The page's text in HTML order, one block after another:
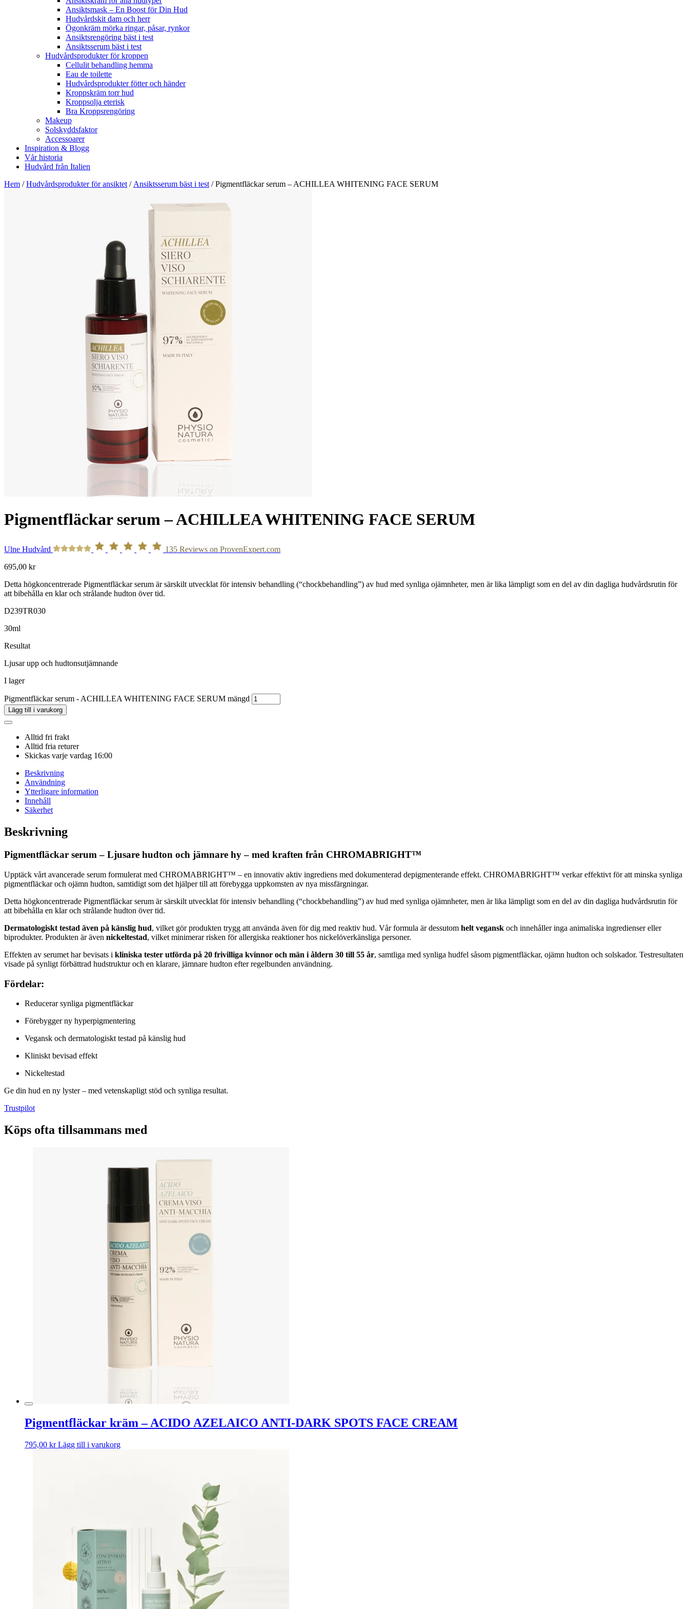
Ansiktsmask – En Boost för Din Hud
Hudvårdskit dam och herr
Ögonkräm mörka ringar, påsar, rynkor
Ansiktsrengöring bäst i test
Ansiktsserum bäst i test
Hudvårdsprodukter för kroppen
Cellulit behandling hemma
Eau de toilette
Hudvårdsprodukter fötter och händer
Kroppskräm torr hud
Kroppsolja eterisk
Bra Kroppsrengöring
Makeup
Solskyddsfaktor
Accessoarer
Inspiration & Blogg
Vår historia
Hudvård från Italien
Hem /Hudvårdsprodukter för ansiktet/Ansiktsserum bäst i test/ Pigmentfläckar serum – ACHILLEA WHITENING FACE SERUM
Pigmentfläckar serum – ACHILLEA WHITENING FACE SERUM
Ulne Hudvård 135 Reviews on ProvenExpert.com
695,00 kr
Detta högkoncentrerade Pigmentfläckar serum är särskilt utvecklat för intensiv behandling (“chockbehandling”) av hud med synliga ojämnheter, men är lika lämpligt som en del av din dagliga hudvårdsrutin för
att bibehålla en klar och strålande hudton över tid.
D239TR030
30ml
Resultat
Ljusar upp och hudtonsutjämnande
I lager
Pigmentfläckar serum - ACHILLEA WHITENING FACE SERUM mängd
Lägg till i varukorg
Alltid fri frakt
Alltid fria returer
Skickas varje vardag 16:00
Beskrivning
Användning
Ytterligare information
Innehåll
Säkerhet
Beskrivning
Pigmentfläckar serum – Ljusare hudton och jämnare hy – med kraften från CHROMABRIGHT™
Upptäck vårt avancerade serum formulerat med CHROMABRIGHT™ – en innovativ aktiv ingrediens med dokumenterad depigmenterande effekt. CHROMABRIGHT™ verkar effektivt för att minska synliga
pigmentfläckar och ojämn hudton, samtidigt som det hjälper till att förebygga uppkomsten av nya missfärgningar.
Detta högkoncentrerade Pigmentfläckar serum är särskilt utvecklat för intensiv behandling (“chockbehandling”) av hud med synliga ojämnheter, men är lika lämpligt som en del av din dagliga hudvårdsrutin för
att bibehålla en klar och strålande hudton över tid.
Dermatologiskt testad även på känslig hud, vilket gör produkten trygg att använda även för dig med reaktiv hud. Vår formula är dessutom helt vegansk och innehåller inga animaliska ingredienser eller
biprodukter. Produkten är även nickeltestad, vilket minimerar risken för allergiska reaktioner hos nickelöverkänsliga personer.
Effekten av serumet har bevisats i kliniska tester utförda på 20 frivilliga kvinnor och män i åldern 30 till 55 år, samtliga med synliga hudfel såsom pigmentfläckar, ojämn hudton och solskador. Testresultaten
visade på synligt förbättrad hudstruktur och en klarare, jämnare hudton efter regelbunden användning.
Fördelar:
Reducerar synliga pigmentfläckar
Förebygger ny hyperpigmentering
Vegansk och dermatologiskt testad på känslig hud
Kliniskt bevisad effekt
Nickeltestad
Ge din hud en ny lyster – med vetenskapligt stöd och synliga resultat.
Trustpilot
Köps ofta tillsammans med
Pigmentfläckar kräm – ACIDO AZELAICO ANTI-DARK SPOTS FACE CREAM
795,00 kr Lägg till i varukorg